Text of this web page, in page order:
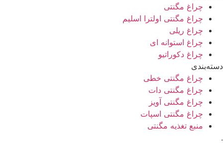
چراغ مگنتی
چراغ مگنتی اولترا اسلیم
چراغ ریلی
چراغ استوانه ای
چراغ دکوراتیو
دسته‌بندی
چراغ مگنتی خطی
چراغ مگنتی دات
چراغ مگنتی آویز
چراغ مگنتی اسپات
منبع تغذیه مگنتی
.